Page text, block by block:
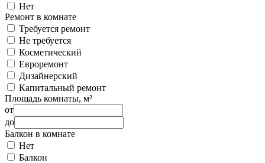
Нет
Ремонт в комнате
Требуется ремонт
Не требуется
Косметический
Евроремонт
Дизайнерский
Капитальный ремонт
Площадь комнаты, м²
от
до
Балкон в комнате
Нет
Балкон